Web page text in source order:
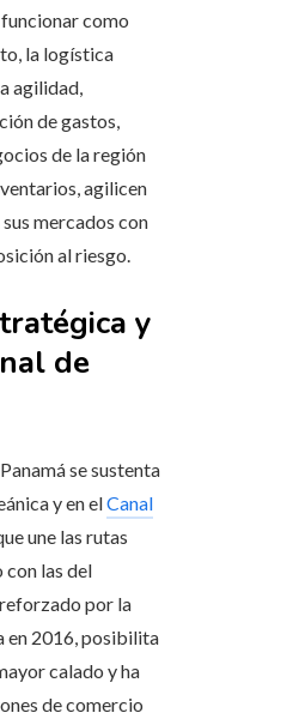
funcionar como
la logística
agilidad,
de gastos,
de la región
agilicen
mercados con
al riesgo.
y
de
se sustenta
y en elCanal
une las rutas
las del
por la
en 2016, posibilita
calado y ha
de comercio